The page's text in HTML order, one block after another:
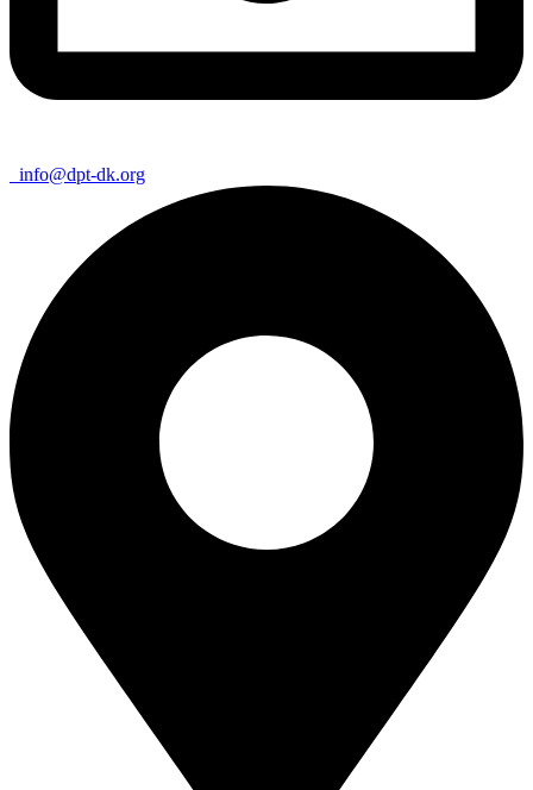
info@dpt-dk.org